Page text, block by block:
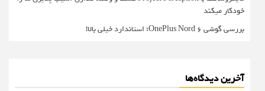
خودکار میکند
بررسی گوشی OnePlus Nord 6؛ استاندارد خیلی بالا!
آخرین دیدگاه‌ها